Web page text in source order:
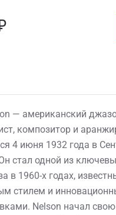
— американский
композитор и
4 июня 1932 года в
стал одной из
в 1960-х годах,
стилем и
Nelson начал